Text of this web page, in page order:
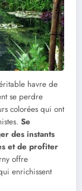
havre de
se perdre
colorées qui ont
Se
des instants
et de profiter
offre
enrichissent